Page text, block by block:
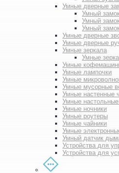
Умные дверные
Умный
Умный
Умный
Умные дверные
Умные дверные
Умные зеркала
Умные
Умные
Умные лампочки
Умные
Умные мусорные
Умные настенные
Умные
Умные ночники
Умные роутеры
Умные чайники
Умные
Умный датчик
Устройства для
Устройства для